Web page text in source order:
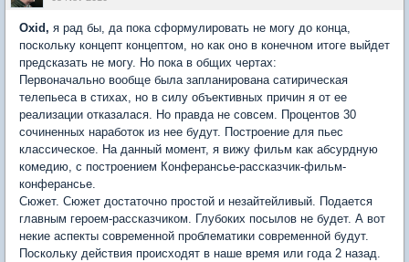
Oxid, я рад бы, да пока сформулировать не могу до конца,
поскольку концепт концептом, но как оно в конечном итоге выйдет
предсказать не могу. Но пока в общих чертах:
Первоначально вообще была запланирована сатирическая
телепьеса в стихах, но в силу объективных причин я от ее
реализации отказалася. Но правда не совсем. Процентов 30
сочиненных наработок из нее будут. Построение для пьес
классическое. На данный момент, я вижу фильм как абсурдную
комедию, с построением Конферансье-рассказчик-фильм-
конферансье.
Сюжет. Сюжет достаточно простой и незайтейливый. Подается
главным героем-рассказчиком. Глубоких посылов не будет. А вот
некие аспекты современной проблематики современной будут.
Поскольку действия происходят в наше время или года 2 назад.